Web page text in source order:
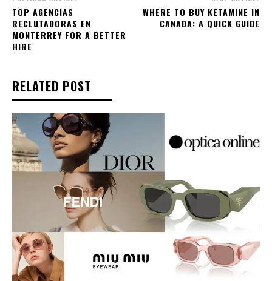
TOP AGENCIAS
RECLUTADORAS EN
MONTERREY FOR A BETTER
HIRE
WHERE TO BUY KETAMINE IN
CANADA: A QUICK GUIDE
RELATED POST